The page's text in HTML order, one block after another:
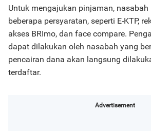
Untuk mengajukan pinjaman, nasabah
beberapa persyaratan, seperti E-KTP,
akses BRImo, dan face compare.
dapat dilakukan oleh nasabah yang
pencairan dana akan langsung
terdaftar.
Advertisement